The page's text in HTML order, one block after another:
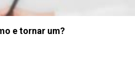
e tornar um?